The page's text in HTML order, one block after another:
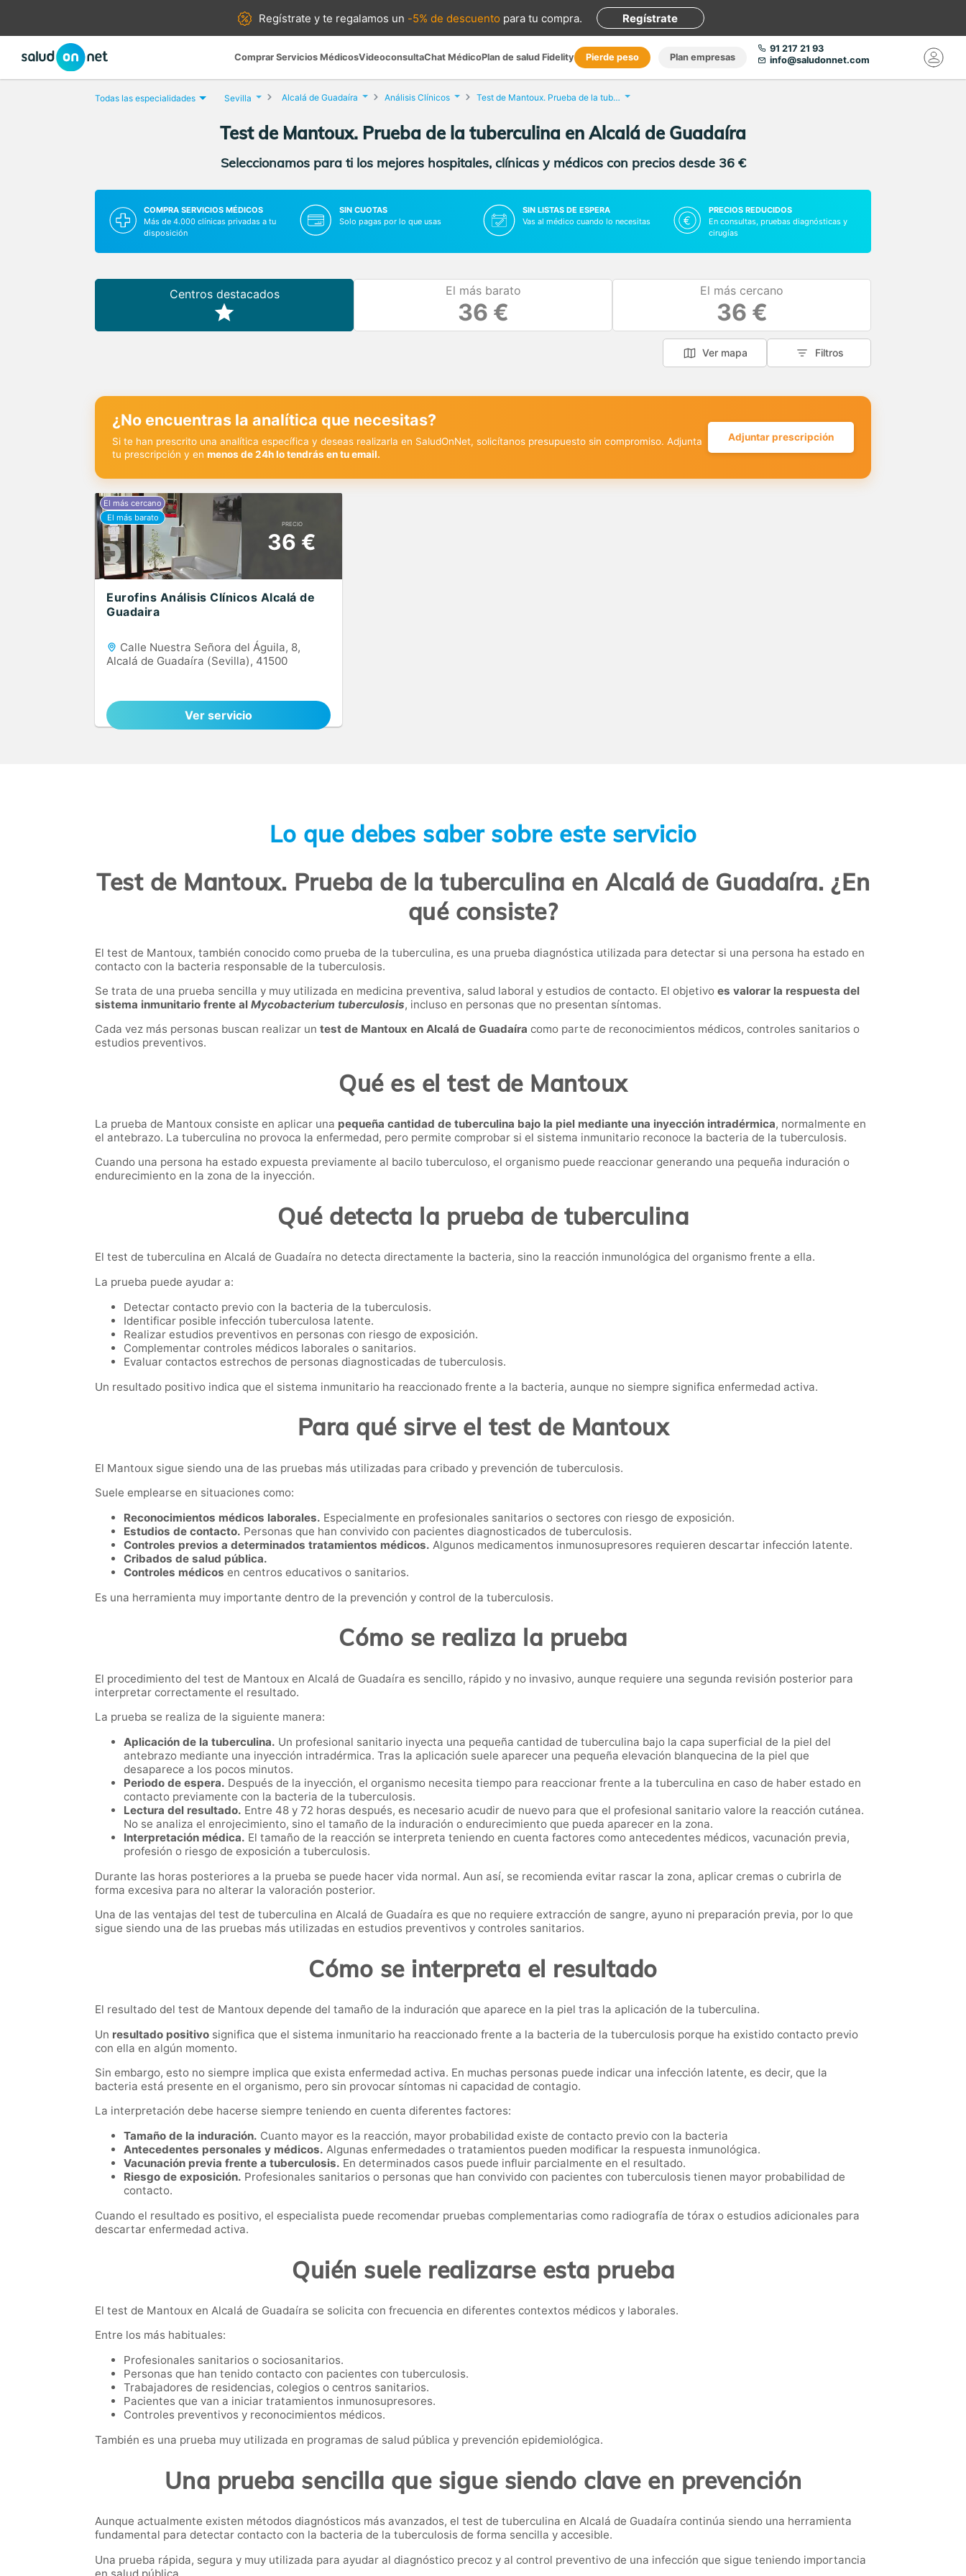
Regístrate yte regalamos un -5% de descuento para tu compra. Regístrate
Comprar Servicios MédicosVideoconsultaChat MédicoPlan de salud Fidelity Pierde peso Plan empresas
91 217 21 93
info@saludonnet.com
Todas las especialidades Sevilla Alcalá de Guadaíra Análisis Clínicos Test de Mantoux. Prueba de la tuberculina
Test de Mantoux. Prueba de la tuberculina en Alcalá de Guadaíra
Seleccionamos para ti los mejores hospitales, clínicas y médicos con precios desde 36 €
COMPRA SERVICIOS MÉDICOS
Más de 4.000 clínicas privadas a tu
disposición
SIN CUOTAS
Solo pagas por lo que usas
SIN LISTAS DE ESPERA
Vas al médico cuando lo necesitas
PRECIOS REDUCIDOS
En consultas, pruebas diagnósticas y
cirugías
Centros destacados El más barato
36 €
El más cercano
36 €
Ver mapa Filtros
¿No encuentras la analítica que necesitas?
Si te han prescrito una analítica específica y deseas realizarla en SaludOnNet, solicítanos presupuesto sin compromiso. Adjunta
tu prescripción y en menos de 24h lo tendrás en tu email.
Adjuntar prescripción
PRECIO
36 €
Eurofins Análisis Clínicos Alcalá de
Guadaira
Calle Nuestra Señora del Águila, 8,
Alcalá de Guadaíra (Sevilla), 41500
Ver servicio
Lo que debes saber sobre este servicio
Test de Mantoux. Prueba de la tuberculina en Alcalá de Guadaíra. ¿En
qué consiste?
El test de Mantoux, también conocido como prueba de la tuberculina, es una prueba diagnóstica utilizada para detectar si una persona ha estado en
contacto con la bacteria responsable de la tuberculosis.
Se trata de una prueba sencilla y muy utilizada en medicina preventiva, salud laboral y estudios de contacto. El objetivo es valorar la respuesta del
sistema inmunitario frente al Mycobacterium tuberculosis, incluso en personas que no presentan síntomas.
Cada vez más personas buscan realizar un test de Mantoux en Alcalá de Guadaíra como parte de reconocimientos médicos, controles sanitarios o
estudios preventivos.
Qué es el test de Mantoux
La prueba de Mantoux consiste en aplicar una pequeña cantidad de tuberculina bajo la piel mediante una inyección intradérmica, normalmente en
el antebrazo. La tuberculina no provoca la enfermedad, pero permite comprobar si el sistema inmunitario reconoce la bacteria de la tuberculosis.
Cuando una persona ha estado expuesta previamente al bacilo tuberculoso, el organismo puede reaccionar generando una pequeña induración o
endurecimiento en la zona de la inyección.
Qué detecta la prueba de tuberculina
El test de tuberculina en Alcalá de Guadaíra no detecta directamente la bacteria, sino la reacción inmunológica del organismo frente a ella.
La prueba puede ayudar a:
Detectar contacto previo con la bacteria de la tuberculosis.
Identificar posible infección tuberculosa latente.
Realizar estudios preventivos en personas con riesgo de exposición.
Complementar controles médicos laborales o sanitarios.
Evaluar contactos estrechos de personas diagnosticadas de tuberculosis.
Un resultado positivo indica que el sistema inmunitario ha reaccionado frente a la bacteria, aunque no siempre significa enfermedad activa.
Para qué sirve el test de Mantoux
El Mantoux sigue siendo una de las pruebas más utilizadas para cribado y prevención de tuberculosis.
Suele emplearse en situaciones como:
Reconocimientos médicos laborales. Especialmente en profesionales sanitarios o sectores con riesgo de exposición.
Estudios de contacto. Personas que han convivido con pacientes diagnosticados de tuberculosis.
Controles previos a determinados tratamientos médicos. Algunos medicamentos inmunosupresores requieren descartar infección latente.
Cribados de salud pública.
Controles médicos en centros educativos o sanitarios.
Es una herramienta muy importante dentro de la prevención y control de la tuberculosis.
Cómo se realiza la prueba
El procedimiento del test de Mantoux en Alcalá de Guadaíra es sencillo, rápido y no invasivo, aunque requiere una segunda revisión posterior para
interpretar correctamente el resultado.
La prueba se realiza de la siguiente manera:
Aplicación de la tuberculina. Un profesional sanitario inyecta una pequeña cantidad de tuberculina bajo la capa superficial de la piel del
antebrazo mediante una inyección intradérmica. Tras la aplicación suele aparecer una pequeña elevación blanquecina de la piel que
desaparece a los pocos minutos.
Periodo de espera. Después de la inyección, el organismo necesita tiempo para reaccionar frente a la tuberculina en caso de haber estado en
contacto previamente con la bacteria de la tuberculosis.
Lectura del resultado. Entre 48 y 72 horas después, es necesario acudir de nuevo para que el profesional sanitario valore la reacción cutánea.
No se analiza el enrojecimiento, sino el tamaño de la induración o endurecimiento que pueda aparecer en la zona.
Interpretación médica. El tamaño de la reacción se interpreta teniendo en cuenta factores como antecedentes médicos, vacunación previa,
profesión o riesgo de exposición a tuberculosis.
Durante las horas posteriores a la prueba se puede hacer vida normal. Aun así, se recomienda evitar rascar la zona, aplicar cremas o cubrirla de
forma excesiva para no alterar la valoración posterior.
Una de las ventajas del test de tuberculina en Alcalá de Guadaíra es que no requiere extracción de sangre, ayuno ni preparación previa, por lo que
sigue siendo una de las pruebas más utilizadas en estudios preventivos y controles sanitarios.
Cómo se interpreta el resultado
El resultado del test de Mantoux depende del tamaño de la induración que aparece en la piel tras la aplicación de la tuberculina.
Un resultado positivo significa que el sistema inmunitario ha reaccionado frente a la bacteria de la tuberculosis porque ha existido contacto previo
con ella en algún momento.
Sin embargo, esto no siempre implica que exista enfermedad activa. En muchas personas puede indicar una infección latente, es decir, que la
bacteria está presente en el organismo, pero sin provocar síntomas ni capacidad de contagio.
La interpretación debe hacerse siempre teniendo en cuenta diferentes factores:
Tamaño de la induración. Cuanto mayor es la reacción, mayor probabilidad existe de contacto previo con la bacteria
Antecedentes personales y médicos. Algunas enfermedades o tratamientos pueden modificar la respuesta inmunológica.
Vacunación previa frente a tuberculosis. En determinados casos puede influir parcialmente en el resultado.
Riesgo de exposición. Profesionales sanitarios o personas que han convivido con pacientes con tuberculosis tienen mayor probabilidad de
contacto.
Cuando el resultado es positivo, el especialista puede recomendar pruebas complementarias como radiografía de tórax o estudios adicionales para
descartar enfermedad activa.
Quién suele realizarse esta prueba
El test de Mantoux en Alcalá de Guadaíra se solicita con frecuencia en diferentes contextos médicos y laborales.
Entre los más habituales:
Profesionales sanitarios o sociosanitarios.
Personas que han tenido contacto con pacientes con tuberculosis.
Trabajadores de residencias, colegios o centros sanitarios.
Pacientes que van a iniciar tratamientos inmunosupresores.
Controles preventivos y reconocimientos médicos.
También es una prueba muy utilizada en programas de salud pública y prevención epidemiológica.
Una prueba sencilla que sigue siendo clave en prevención
Aunque actualmente existen métodos diagnósticos más avanzados, el test de tuberculina en Alcalá de Guadaíra continúa siendo una herramienta
fundamental para detectar contacto con la bacteria de la tuberculosis de forma sencilla y accesible.
Una prueba rápida, segura y muy utilizada para ayudar al diagnóstico precoz y al control preventivo de una infección que sigue teniendo importancia
en salud pública.